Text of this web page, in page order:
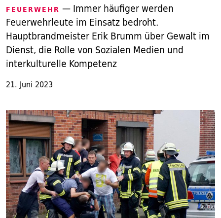
FEUERWEHR — Immer häufiger werden
Feuerwehrleute im Einsatz bedroht.
Hauptbrandmeister Erik Brumm über Gewalt im
Dienst, die Rolle von Sozialen Medien und
interkulturelle Kompetenz
21. Juni 2023